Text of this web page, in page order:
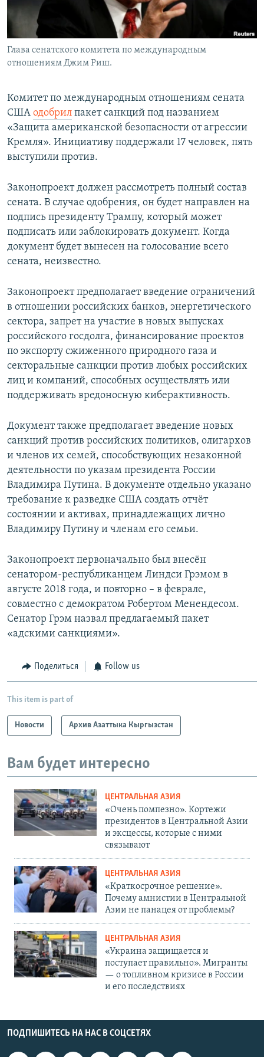
Глава сенатского комитета по международным
отношениям Джим Риш.
Комитет по международным отношениям cената
США​ одобрил пакет санкций под названием
«Защита американской безопасности от агрессии
Кремля». Инициативу поддержали 17 человек, пять
выступили против.
Законопроект должен рассмотреть полный состав
cената. В случае одобрения, он будет направлен на
подпись президенту Трампу, который может
подписать или заблокировать документ. Когда
документ будет вынесен на голосование всего
cената, неизвестно.
Законопроект предполагает введение ограничений
в отношении российских банков, энергетического
сектора, запрет на участие в новых выпусках
российского госдолга, финансирование проектов
по экспорту сжиженного природного газа и
секторальные санкции против любых российских
лиц и компаний, способных осуществлять или
поддерживать вредоносную киберактивность.
Документ также предполагает введение новых
санкций против российских политиков, олигархов
и членов их семей, способствующих незаконной
деятельности по указам президента России
Владимира Путина. В документе отдельно указано
требование к разведке США создать отчёт
состоянии и активах, принадлежащих лично
Владимиру Путину и членам его семьи.
Законопроект первоначально был внесён
сенатором-республиканцем Линдси Грэмом в
августе 2018 года, и повторно – в феврале,
совместно с демократом Робертом Менендесом.
Сенатор Грэм назвал предлагаемый пакет
«адскими санкциями».
Поделиться Follow us
This item is part of
Новости Архив Азаттыка Кыргызстан
Вам будет интересно
ЦЕНТРАЛЬНАЯ АЗИЯ
«Очень помпезно». Кортежи
президентов в Центральной Азии
и эксцессы, которые с ними
связывают
ЦЕНТРАЛЬНАЯ АЗИЯ
«Краткосрочное решение».
Почему амнистии в Центральной
Азии не панацея от проблемы?
ЦЕНТРАЛЬНАЯ АЗИЯ
«Украина защищается и
поступает правильно». Мигранты
— о топливном кризисе в России
и его последствиях
ПОДПИШИТЕСЬ НА НАС В СОЦСЕТЯХ